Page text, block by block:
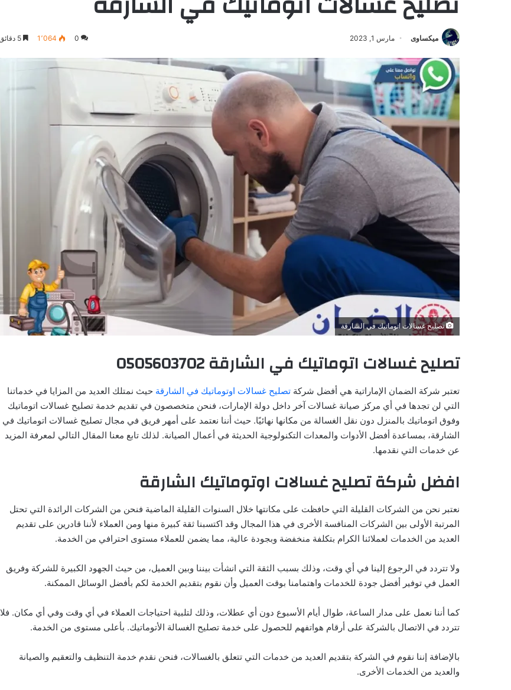
ميكساوى مارس 1, 2023 0 1٬064
تصليح غسالات اتوماتيك في الشارقة
تصليح غسالات اتوماتيك في الشارقة 0505603702
تعتبر شركة الضمان الإماراتية هي أفضل شركة تصليح غسالات اوتوماتيك في الشارقة حيث نمتلك العديد من المزايا في خدماتنا
التي لن تجدها في أي مركز صيانة غسالات آخر داخل دولة الإمارات، فنحن متخصصون في تقديم خدمة تصليح غسالات اتوماتيك
وفوق اتوماتيك بالمنزل دون نقل الغسالة من مكانها نهائيًا. حيث أننا نعتمد على أمهر فريق في مجال تصليح غسالات اتوماتيك في
الشارقة، بمساعدة أفضل الأدوات والمعدات التكنولوجية الحديثة في أعمال الصيانة. لذلك تابع معنا المقال التالي لمعرفة المزيد
عن خدمات التي نقدمها.
افضل شركة تصليح غسالات اوتوماتيك الشارقة
نعتبر نحن من الشركات القليلة التي حافظت على مكانتها خلال السنوات القليلة الماضية فنحن من الشركات الرائدة التي تحتل
المرتبة الأولى بين الشركات المنافسة الأخرى في هذا المجال وقد اكتسبنا ثقة كبيرة منها ومن العملاء لأننا قادرين على تقديم
العديد من الخدمات لعملائنا الكرام بتكلفة منخفضة وبجودة عالية، مما يضمن للعملاء مستوى احترافي من الخدمة.
ولا تتردد في الرجوع إلينا في أي وقت، وذلك بسبب الثقة التي انشأت بيننا وبين العميل، من حيث الجهود الكبيرة للشركة وفريق
العمل في توفير أفضل جودة للخدمات واهتمامنا بوقت العميل وأن نقوم بتقديم الخدمة لكم بأفضل الوسائل الممكنة.
كما أننا نعمل على مدار الساعة، طوال أيام الأسبوع دون أي عطلات، وذلك لتلبية احتياجات العملاء في أي وقت وفي أي مكان. فلا
تتردد في الاتصال بالشركة على أرقام هواتفهم للحصول على خدمة تصليح الغسالة الأتوماتيك. بأعلى مستوى من الخدمة.
بالإضافة إننا نقوم في الشركة بتقديم العديد من خدمات التي تتعلق بالغسالات، فنحن نقدم خدمة التنظيف والتعقيم والصيانة
والعديد من الخدمات الأخرى.